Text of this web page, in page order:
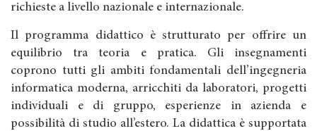
richieste a livello nazionale e internazionale.
Il programma didattico è strutturato per offrire un
equilibrio tra teoria e pratica. Gli insegnamenti
coprono tutti gli ambiti fondamentali dell’ingegneria
informatica moderna, arricchiti da laboratori, progetti
individuali e di gruppo, esperienze in azienda e
possibilità di studio all’estero. La didattica è supportata